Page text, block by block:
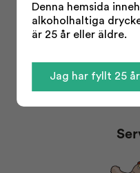
Sötma:
Aciditet:
Typ:
Odling:
Denna hemsida
alkoholhaltiga
är 25 år eller äldre.
Jag har fyllt 25 år